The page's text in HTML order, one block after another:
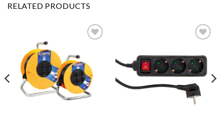
RELATED PRODUCTS
óskalista
óskalista